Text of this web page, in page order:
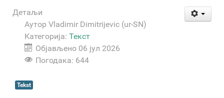
Детаљи
Аутор Vladimir Dimitrijevic (ur-SN)
Категорија: Текст
Објављено 06 јул 2026
Погодака: 644
Tekst